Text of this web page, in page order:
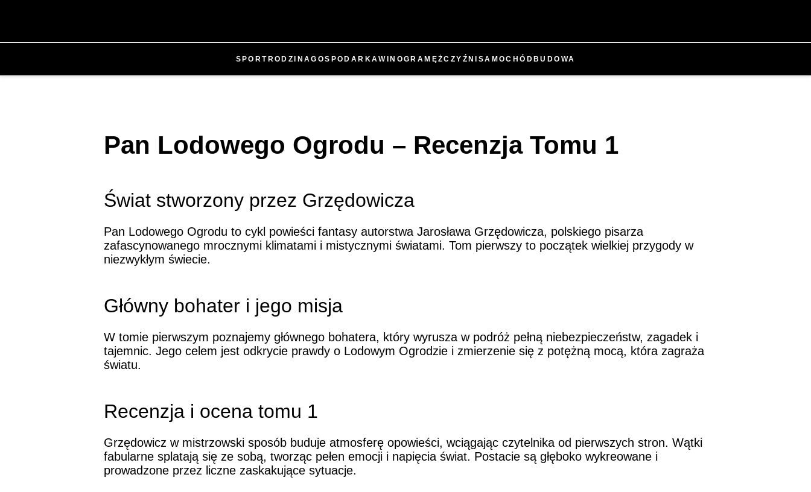
SPORT RODZINAGOSPODARKAWINOGRA MĘŻCZYŹNI SAMOCHÓD BUDOWA
Pan Lodowego Ogrodu – Recenzja Tomu 1
Świat stworzony przez Grzędowicza
Pan Lodowego Ogrodu to cykl powieści fantasy autorstwa Jarosława Grzędowicza, polskiego pisarza
zafascynowanego mrocznymi klimatami i mistycznymi światami. Tom pierwszy to początek wielkiej przygody w
niezwykłym świecie.
Główny bohater i jego misja
W tomie pierwszym poznajemy głównego bohatera, który wyrusza w podróż pełną niebezpieczeństw, zagadek i
tajemnic. Jego celem jest odkrycie prawdy o Lodowym Ogrodzie i zmierzenie się z potężną mocą, która zagraża
światu.
Recenzja i ocena tomu 1
Grzędowicz w mistrzowski sposób buduje atmosferę opowieści, wciągając czytelnika od pierwszych stron. Wątki
fabularne splatają się ze sobą, tworząc pełen emocji i napięcia świat. Postacie są głęboko wykreowane i
prowadzone przez liczne zaskakujące sytuacje.